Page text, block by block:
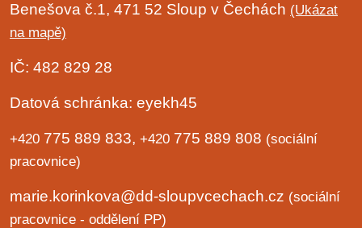
Benešova č.1, 471 52 Sloup v Čechách (Ukázat
na mapě)
IČ: 482 829 28
Datová schránka: eyekh45
+420 775 889 833, +420 775 889 808 (sociální
pracovnice)
marie.korinkova@dd-sloupvcechach.cz (sociální
pracovnice - oddělení PP)